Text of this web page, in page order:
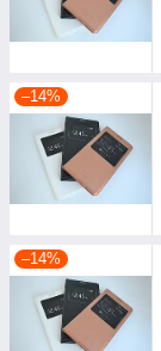
–14%
–14%